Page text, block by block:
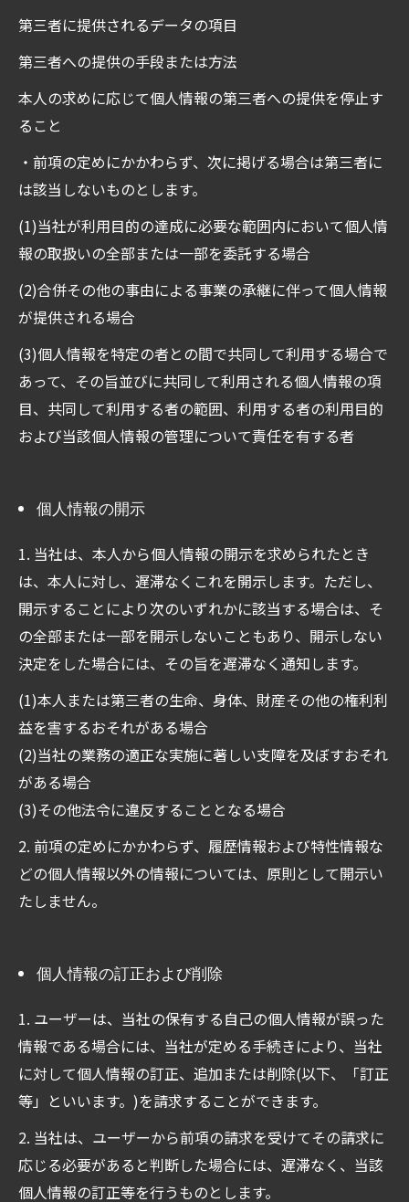
第三者に提供されるデータの項目
第三者への提供の手段または方法
本人の求めに応じて個人情報の第三者への提供を停止す
ること
・前項の定めにかかわらず、次に掲げる場合は第三者に
は該当しないものとします。
(1)当社が利用目的の達成に必要な範囲内において個人情
報の取扱いの全部または一部を委託する場合
(2)合併その他の事由による事業の承継に伴って個人情報
が提供される場合
(3)個人情報を特定の者との間で共同して利用する場合で
あって、その旨並びに共同して利用される個人情報の項
目、共同して利用する者の範囲、利用する者の利用目的
および当該個人情報の管理について責任を有する者
個人情報の開示
1. 当社は、本人から個人情報の開示を求められたとき
は、本人に対し、遅滞なくこれを開示します。ただし、
開示することにより次のいずれかに該当する場合は、そ
の全部または一部を開示しないこともあり、開示しない
決定をした場合には、その旨を遅滞なく通知します。
(1)本人または第三者の生命、身体、財産その他の権利利
益を害するおそれがある場合
(2)当社の業務の適正な実施に著しい支障を及ぼすおそれ
がある場合
(3)その他法令に違反することとなる場合
2. 前項の定めにかかわらず、履歴情報および特性情報な
どの個人情報以外の情報については、原則として開示い
たしません。
個人情報の訂正および削除
1. ユーザーは、当社の保有する自己の個人情報が誤った
情報である場合には、当社が定める手続きにより、当社
に対して個人情報の訂正、追加または削除(以下、「訂正
等」といいます。)を請求することができます。
2. 当社は、ユーザーから前項の請求を受けてその請求に
応じる必要があると判断した場合には、遅滞なく、当該
個人情報の訂正等を行うものとします。
ご予約はこちら